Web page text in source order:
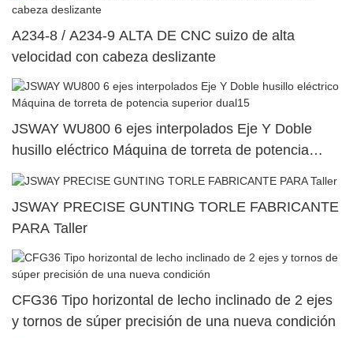
A234-8 / A234-9 ALTA DE CNC suizo de alta
velocidad con cabeza deslizante
JSWAY WU800 6 ejes interpolados Eje Y Doble
husillo eléctrico Máquina de torreta de potencia
superior dual15
JSWAY PRECISE GUNTING TORLE FABRICANTE
PARA Taller
CFG36 Tipo horizontal de lecho inclinado de 2 ejes
y tornos de súper precisión de una nueva condición